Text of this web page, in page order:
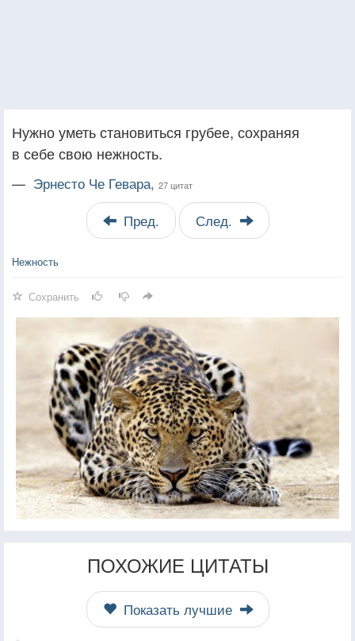
Нужно уметь становиться грубее, сохраняя
в себе свою нежность.
— Эрнесто Че Гевара, 27 цитат
Пред. След.
Нежность
Сохранить
ПОХОЖИЕ ЦИТАТЫ
Показать лучшие